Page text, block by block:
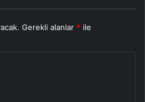
Gerekli alanlar * ile